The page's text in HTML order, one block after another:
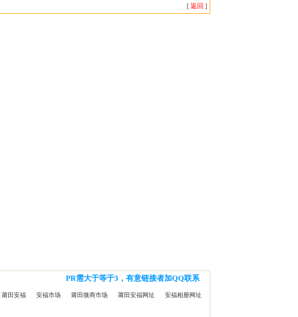
[ 返回 ]
PR需大于等于3，有意链接者加QQ联系
莆田安福 安福市场 莆田微商市场 莆田安福网址 安福相册网址